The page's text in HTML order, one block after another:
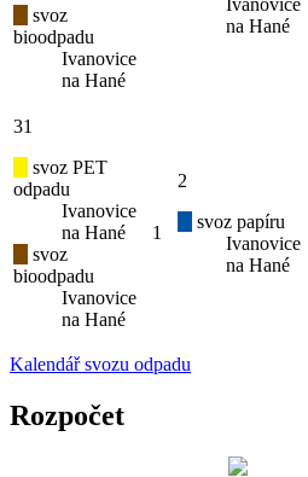
svoz
bioodpadu
Ivanovice
na Hané
Ivanovice
na Hané
31
svoz PET
odpadu
Ivanovice
na Hané
svoz
bioodpadu
Ivanovice
na Hané
1
2
svoz papíru
Ivanovice
na Hané
Kalendář svozu odpadu
Rozpočet